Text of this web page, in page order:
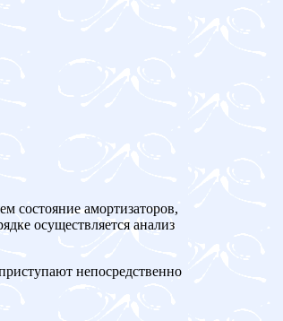
состояние амортизаторов,
осуществляется анализ
непосредственно